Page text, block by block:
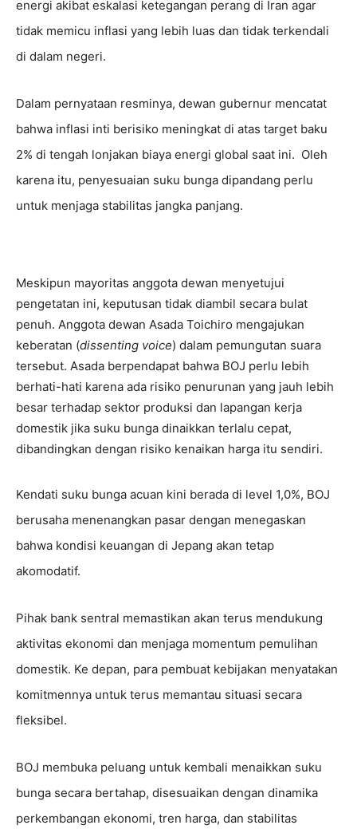
energi akibat eskalasi ketegangan perang di Iran agar
tidak memicu inflasi yang lebih luas dan tidak terkendali
di dalam negeri.
Dalam pernyataan resminya, dewan gubernur mencatat
bahwa inflasi inti berisiko meningkat di atas target baku
2% di tengah lonjakan biaya energi global saat ini. Oleh
karena itu, penyesuaian suku bunga dipandang perlu
untuk menjaga stabilitas jangka panjang.
Meskipun mayoritas anggota dewan menyetujui
pengetatan ini, keputusan tidak diambil secara bulat
penuh. Anggota dewan Asada Toichiro mengajukan
keberatan (dissenting voice) dalam pemungutan suara
tersebut. Asada berpendapat bahwa BOJ perlu lebih
berhati-hati karena ada risiko penurunan yang jauh lebih
besar terhadap sektor produksi dan lapangan kerja
domestik jika suku bunga dinaikkan terlalu cepat,
dibandingkan dengan risiko kenaikan harga itu sendiri.
Kendati suku bunga acuan kini berada di level 1,0%, BOJ
berusaha menenangkan pasar dengan menegaskan
bahwa kondisi keuangan di Jepang akan tetap
akomodatif.
Pihak bank sentral memastikan akan terus mendukung
aktivitas ekonomi dan menjaga momentum pemulihan
domestik. Ke depan, para pembuat kebijakan menyatakan
komitmennya untuk terus memantau situasi secara
fleksibel.
BOJ membuka peluang untuk kembali menaikkan suku
bunga secara bertahap, disesuaikan dengan dinamika
perkembangan ekonomi, tren harga, dan stabilitas